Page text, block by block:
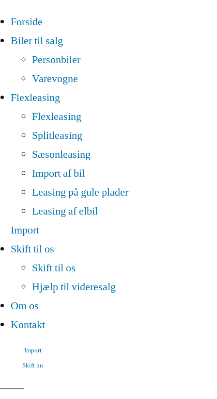
Forside
Biler til salg
Personbiler
Varevogne
Flexleasing
Flexleasing
Splitleasing
Sæsonleasing
Import af bil
Leasing på gule plader
Leasing af elbil
Import
Skift til os
Skift til os
Hjælp til videresalg
Om os
Kontakt
Import
Skift nu